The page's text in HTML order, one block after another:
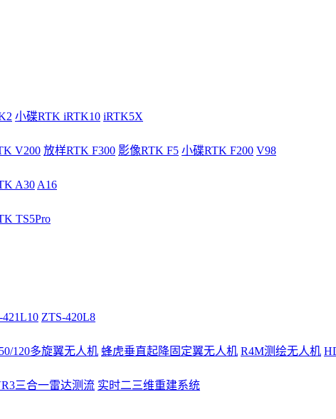
小碟RTK iRTK10 iRTK5X
V200 放样RTK F300 影像RTK F5 小碟RTK F200 V98
A30 A16
TS5Pro
421L10 ZTS-420L8
120多旋翼无人机 蜂虎垂直起降固定翼无人机 R4M测绘无人机
三合一雷达测流 实时二三维重建系统